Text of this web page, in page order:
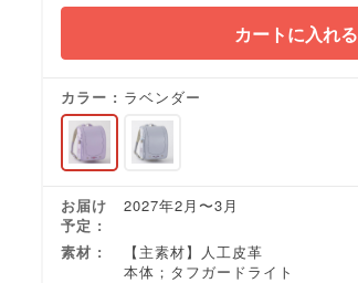
カートに入れる
カラー ラベンダー
お届け
予定
2027年2月〜3月
素材
【主素材】人工皮革
本体；タフガードライト